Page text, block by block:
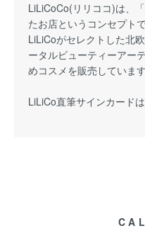
LiLiCoCo(リリココ)は、
たお店というコンセプト
LiLiCoがセレクトした北
ータルビューティーアー
めコスメを販売しています
LiLiCo直筆サインカード